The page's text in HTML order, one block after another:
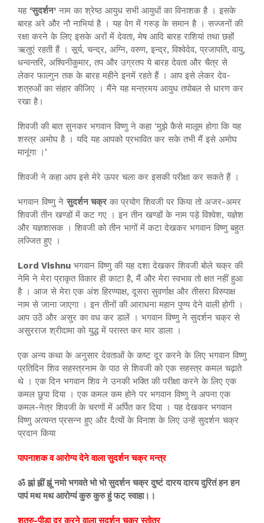
यह ‘सुदर्शन’ नाम का श्रेष्ठ आयुध सभी आयुधों का विनाशक है । इसके
बारह अरे और नौ नाभियां है । यह वेग में गरुड़ के समान है । सज्जनों की
रक्षा करने के लिए इसके अरों में देवता, मेष आदि बारह राशियां तथा छहों
ऋतुएं रहती हैं । सूर्य, चन्द्र, अग्नि, वरुण, इन्द्र, विश्वेदेव, प्रजापति, वायु,
धन्वन्तरि, अश्विनीकुमार, तप और उग्रतप ये बारह देवता और चैत्र से
लेकर फाल्गुन तक के बारह महीने इनमें रहते हैं । आप इसे लेकर देव-
शत्रुओं का संहार कीजिए । मैंने यह मन्त्रमय आयुध तपोबल से धारण कर
रखा है।
शिवजी की बात सुनकर भगवान विष्णु ने कहा ‘मुझे कैसे मालूम होगा कि यह
शस्त्र अमोघ है । यदि यह आपको प्रभावित कर सके तभी मैं इसे अमोघ
मानूंगा ।’
शिवजी ने कहा आप इसे मेरे ऊपर चला कर इसकी परीक्षा कर सकते हैं ।
भगवान विष्णु ने सुदर्शन चक्रका प्रयोग शिवजी पर किया तो अजर-अमर
शिवजी तीन खण्डों में कट गए । इन तीन खण्डों के नाम पड़े विश्वेश, यज्ञेश
और यज्ञशासक । शिवजी को तीन भागों में कटा देखकर भगवान विष्णु बहुत
लज्जित हुए ।
Lord Vishnu भगवान विष्णु की यह दशा देखकर शिवजी बोले चक्र की
नेमि ने मेरा प्राकृत विकार ही काटा है, मैं और मेरा स्वभाव तो क्षत नहीं हुआ
है । आज से मेरा एक अंश हिरण्याक्ष, दूसरा सुवर्णाक्ष और तीसरा विरुपाक्ष
नाम से जाना जाएगा । इन तीनों की आराधना महान पुण्य देने वाली होगी ।
आप उठें और असुर का वध कर डालें । भगवान विष्णु ने सुदर्शन चक्र से
असुरराज श्रीदामा को युद्ध में परास्त कर मार डाला ।
एक अन्य कथा के अनुसार देवताओं के कष्ट दूर करने के लिए भगवान विष्णु
प्रतिदिन शिव सहस्त्रनाम के पाठ से शिवजी को एक सहस्त्र कमल चढ़ाते
थे । एक दिन भगवान शिव ने उनकी भक्ति की परीक्षा करने के लिए एक
कमल छुपा दिया । एक कमल कम होने पर भगवान विष्णु ने अपना एक
कमल-नेत्र शिवजी के चरणों में अर्पित कर दिया । यह देखकर भगवान
विष्णु अत्यन्त प्रसन्न हुए और दैत्यों के विनाश के लिए उन्हें सुदर्शन चक्र
प्रदान किया
पापनाशक व आरोग्य देने वाला सुदर्शन चक्र मन्त्र
ॐ ह्नां ह्नीं ह्नूं नमो भगवते भो भो सुदर्शन चक्र दुष्टं दारय दारय दुरितं हन हन
पापं मथ मथ आरोग्यं कुरु कुरु हुं फट् स्वाहा।।
शत्रु-पीड़ा दूर करने वाला सुदर्शन चक्र स्तोत्र